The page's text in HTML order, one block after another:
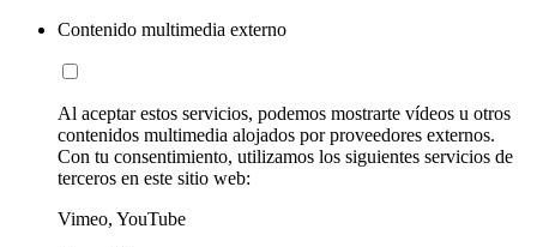
Contenido multimedia externo
Al aceptar estos servicios, podemos mostrarte vídeos u otros
contenidos multimedia alojados por proveedores externos.
Con tu consentimiento, utilizamos los siguientes servicios de
terceros en este sitio web:
Vimeo, YouTube